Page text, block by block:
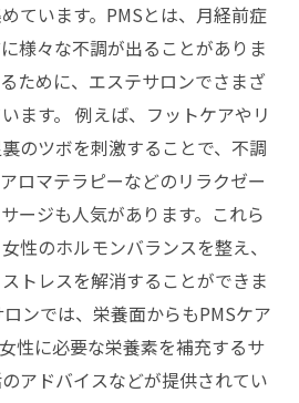
ています。PMSとは、月経前症
様々な不調が出ることがありま
ために、エステサロンでさまざ
ます。 例えば、フットケアやリ
のツボを刺激することで、不調
ロマテラピーなどのリラクゼー
ージも人気があります。これら
性のホルモンバランスを整え、
トレスを解消することができま
ンでは、栄養面からもPMSケア
性に必要な栄養素を補充するサ
アドバイスなどが提供されてい